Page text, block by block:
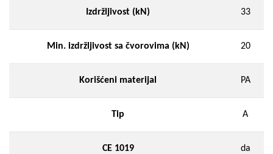
Izdržljivost (kN) 33
Min. izdržljivost sa čvorovima (kN) 20
Korišćeni materijal PA
Tip A
CE 1019 da